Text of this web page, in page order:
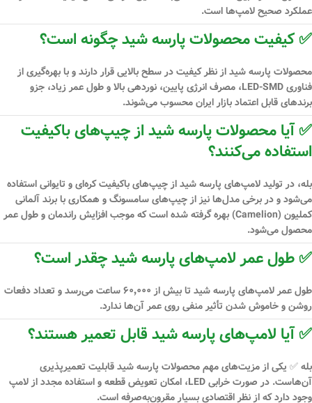
عملکرد صحیح لامپ‌ها است.
✅ کیفیت محصولات پارسه شید چگونه است؟
محصولات پارسه شید از نظر کیفیت در سطح بالایی قرار دارند و با بهره‌گیری از
فناوری LED-SMD
، مصرف انرژی پایین، نوردهی بالا و طول عمر زیاد، جزو
برندهای قابل اعتماد بازار ایران محسوب می‌شوند.
✅ آیا محصولات پارسه شید از چیپ‌های باکیفیت
استفاده می‌کنند؟
بله، در تولید لامپ‌های پارسه شید ازچیپ‌های باکیفیت کره‌ای و تایوانیاستفاده
می‌شود و در برخی مدل‌ها نیز ازچیپ‌های سامسونگ و همکاری با برند آلمانی
کملیون (Camelion)
بهره گرفته شده است که موجب افزایش راندمان و طول عمر
محصول می‌شود.
✅ طول عمر لامپ‌های پارسه شید چقدر است؟
طول عمر لامپ‌های پارسه شید تابیش از ۶۰٬۰۰۰ ساعت
می‌رسد و تعداد دفعات
روشن و خاموش شدن تأثیر منفی روی عمر آن‌ها ندارد.
✅ آیا لامپ‌های پارسه شید قابل تعمیر هستند؟
بله ✅ یکی از مزیت‌های مهم محصولات پارسه شیدقابلیت تعمیرپذیری
آن‌هاست. در صورت خرابی LED، امکان تعویض قطعه و استفاده مجدد از لامپ
وجود دارد که از نظر اقتصادی بسیار مقرون‌به‌صرفه است.